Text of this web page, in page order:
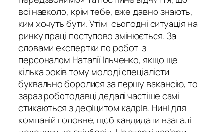
всі навколо, крім тебе, вже давно знають,
ким хочуть бути. Утім, сьогодні ситуація на
ринку праці поступово змінюється. За
словами експертки по роботі з
персоналом Наталії Ільченко, якщо ще
кілька років тому молоді спеціалісти
буквально боролися за першу вакансію, то
зараз роботодавці дедалі частіше самі
стикаються з дефіцитом кадрів. Нині для
компаній головне, щоб кандидати взагалі